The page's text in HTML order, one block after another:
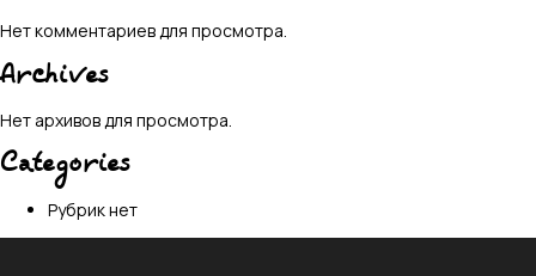
Нет комментариев для просмотра.
Archives
Нет архивов для просмотра.
Categories
Рубрик нет